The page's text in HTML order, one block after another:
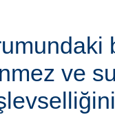
ve